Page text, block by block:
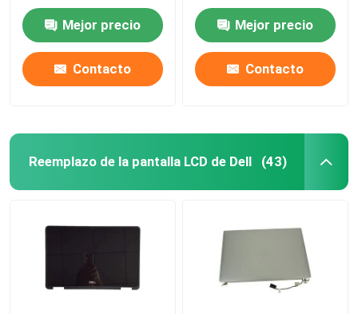
Chromebook C330
B116XAB01Mejor precio
Contacto
Chromebook 100E
Gen3 AMDMejor precio
Contacto
Reemplazo de la pantalla LCD de Dell (43)